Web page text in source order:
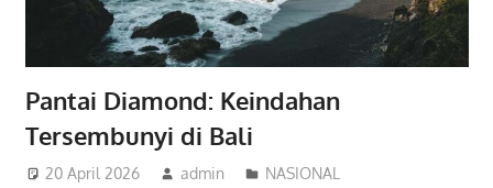
Pantai Diamond: Keindahan
Tersembunyi di Bali
20 April 2026 admin NASIONAL